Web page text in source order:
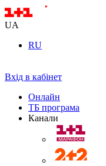
UA
RU
Вхід в кабінет
Онлайн
ТБ програма
Канали